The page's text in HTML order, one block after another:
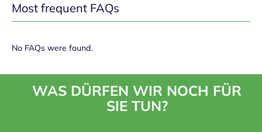
Most frequent FAQs
No FAQs were found.
WAS DÜRFEN WIR NOCH FÜR
SIE TUN?